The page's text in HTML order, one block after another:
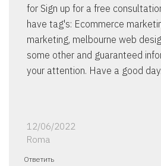
for Sign up for a free
have tag's: Ecommerce
marketing, melbourne web
some other and guaranteed
your attention. Have a good
12/06/2022
Roma
Ответить